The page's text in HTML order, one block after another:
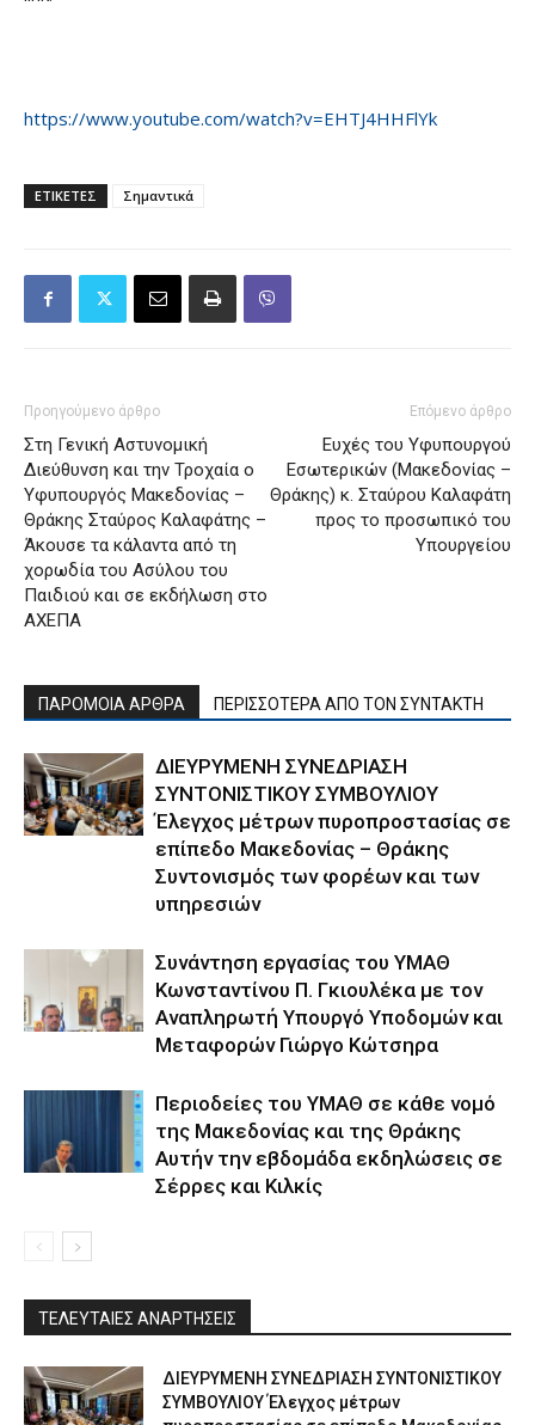
https://www.youtube.com/watch?v=EHTJ4HHFlYk
ΕΤΙΚΕΤΕΣ Σημαντικά
Προηγούμενο άρθρο
Στη Γενική Αστυνομική
Διεύθυνση και την Τροχαία ο
Υφυπουργός Μακεδονίας –
Θράκης Σταύρος Καλαφάτης –
Άκουσε τα κάλαντα από τη
χορωδία του Ασύλου του
Παιδιού και σε εκδήλωση στο
ΑΧΕΠΑ
Επόμενο άρθρο
Ευχές του Υφυπουργού
Εσωτερικών (Μακεδονίας –
Θράκης) κ. Σταύρου Καλαφάτη
προς το προσωπικό του
Υπουργείου
ΠΑΡΟΜΟΙΑ ΑΡΘΡΑ ΠΕΡΙΣΣΟΤΕΡΑ ΑΠΟ ΤΟΝ ΣΥΝΤΑΚΤΗ
ΔΙΕΥΡΥΜΕΝΗ ΣΥΝΕΔΡΙΑΣΗ
ΣΥΝΤΟΝΙΣΤΙΚΟΥ ΣΥΜΒΟΥΛΙΟΥ
Έλεγχος μέτρων πυροπροστασίας σε
επίπεδο Μακεδονίας – Θράκης
Συντονισμός των φορέων και των
υπηρεσιών
Συνάντηση εργασίας του ΥΜΑΘ
Κωνσταντίνου Π. Γκιουλέκα με τον
Αναπληρωτή Υπουργό Υποδομών και
Μεταφορών Γιώργο Κώτσηρα
Περιοδείες του ΥΜΑΘ σε κάθε νομό
της Μακεδονίας και της Θράκης
Αυτήν την εβδομάδα εκδηλώσεις σε
Σέρρες και Κιλκίς
ΤΕΛΕΥΤΑΙΕΣ ΑΝΑΡΤΗΣΕΙΣ
ΔΙΕΥΡΥΜΕΝΗ ΣΥΝΕΔΡΙΑΣΗ ΣΥΝΤΟΝΙΣΤΙΚΟΥ
ΣΥΜΒΟΥΛΙΟΥ Έλεγχος μέτρων